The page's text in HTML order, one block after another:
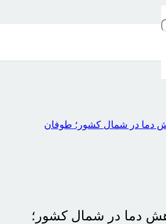
دما در شمال کشور؛ طوفان
دما در شمال کشور؛